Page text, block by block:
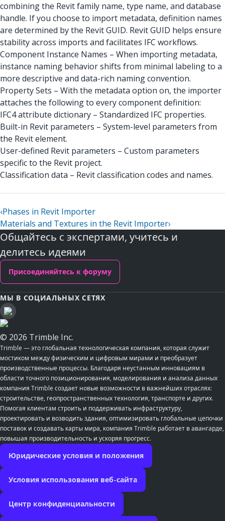
combining the Revit family name, type name, and database
handle. If you choose to import metadata, definition names
are determined by the Revit GUID. Revit GUID helps ensure
stability across imports and facilitates IFC workflows.
Component Instance Names – When importing metadata,
instance naming behavior shifts from minimal labeling to a
more descriptive and data-rich naming convention.
Property Sets – With the metadata option on, the importer
attaches the following to every component definition:
IFC4 attribute dictionary – Standardized IFC properties.
Built-in Revit parameters – System-level parameters from
the Revit element.
User-defined Revit parameters – Custom parameters
specific to the Revit project.
Classification data – Revit classification codes and names.
‹Phases in Revit Importer
Materials and Textures in the Revit Importer›
Общайтесь с экспертами, учитесь и
делитесь идеями
Присоединяйтесь к форуму
МЫ В СОЦИАЛЬНЫХ СЕТЯХ
© 2026 Trimble Inc.
Trimble — это глобальная технологическая компания, которая служит
мостиком между физическим и цифровым мирами и преобразует
производственные процессы. Благодаря неустанным инновациям в
области точного позиционирования, моделирования и анализа данных
компания Trimble создает новые возможности в важнейших отраслях:
строительстве, геопространственных технология, транспорте и других.
Помогая клиентам строить и поддерживать инфраструктуру,
проектировать и возводить здания, оптимизировать глобальные цепочки
поставок и создавать карты мира, компания Trimble работает в авангарде,
повышая производительность и ускоряя прогресс.
Юридические условия и положения
Условия использования веб-сайта
Центр конфиденциальности